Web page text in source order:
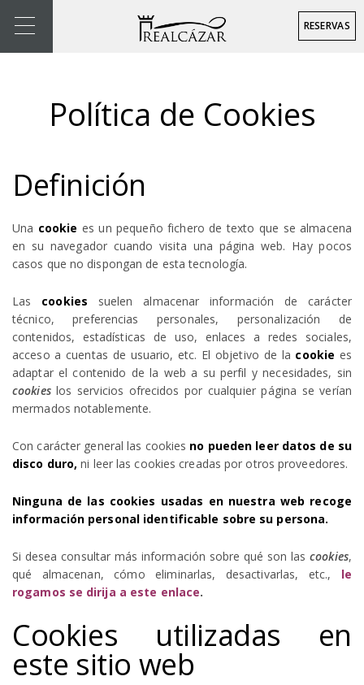
RESERVAS
Política de Cookies
Definición
Una cookie es un pequeño fichero de texto que se almacena
en su navegador cuando visita una página web. Hay pocos
casos que no dispongan de esta tecnología.
Las cookies suelen almacenar información de carácter
técnico, preferencias personales, personalización de
contenidos, estadísticas de uso, enlaces a redes sociales,
acceso a cuentas de usuario, etc. El objetivo de la cookie es
adaptar el contenido de la web a su perfil y necesidades, sin
cookieslos servicios ofrecidos por cualquier página se verían
mermados notablemente.
Con carácter general las cookies no pueden leer datos de su
disco duro, ni leer las cookies creadas por otros proveedores.
Ninguna de las cookies usadas en nuestra web recoge
información personal identificable sobre su persona.
Si desea consultar más información sobre qué son lascookies,
qué almacenan, cómo eliminarlas, desactivarlas, etc., le
rogamos se dirija a este enlace.
Cookies utilizadas en
este sitio web